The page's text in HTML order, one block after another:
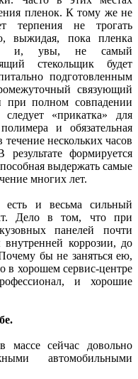
пленок. К тому же не
терпения не трогать
выжидая, пока пленка
и, увы, не самый
стекольщик будет
подготовленным
связующий
полном совпадении
«прикатка» для
и обязательная
нескольких часов
формируется
выдержать самые
многих лет.
и весьма сильный
Дело в том, что при
панелей почти
коррозии, до
бы не заняться ею,
в хорошем сервис-центре
и хорошие
массе сейчас довольно
автомобильными